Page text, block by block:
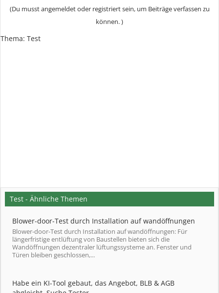
(Du musst angemeldet oder registriert sein, um Beiträge verfassen zu
können. )
Thema: Test
Test - Ähnliche Themen
Blower-door-Test durch Installation auf wandöffnungen
Blower-door-Test durch Installation auf wandöffnungen: Für
längerfristige entlüftung von Baustellen bieten sich die
Wandöffnungen dezentraler lüftungssysteme an. Fenster und
Türen bleiben geschlossen,...
Habe ein KI-Tool gebaut, das Angebot, BLB & AGB